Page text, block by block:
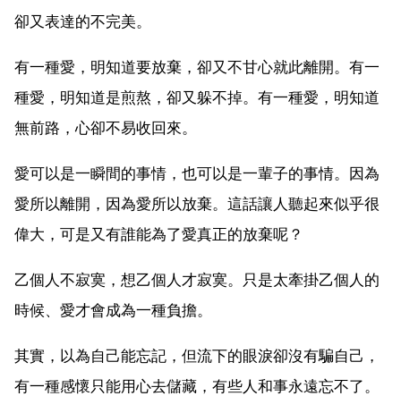
卻又表達的不完美。
有一種愛，明知道要放棄，卻又不甘心就此離開。有一
種愛，明知道是煎熬，卻又躲不掉。有一種愛，明知道
無前路，心卻不易收回來。
愛可以是一瞬間的事情，也可以是一輩子的事情。因為
愛所以離開，因為愛所以放棄。這話讓人聽起來似乎很
偉大，可是又有誰能為了愛真正的放棄呢？
乙個人不寂寞，想乙個人才寂寞。只是太牽掛乙個人的
時候、愛才會成為一種負擔。
其實，以為自己能忘記，但流下的眼淚卻沒有騙自己，
有一種感懷只能用心去儲藏，有些人和事永遠忘不了。